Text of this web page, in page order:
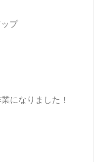
プ
になりました！